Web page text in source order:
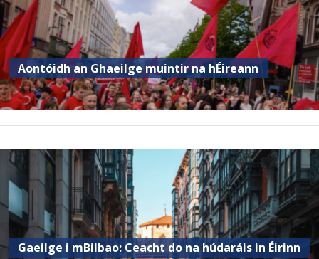
Aontóidh an Ghaeilge muintir na hÉireann
Gaeilge i mBilbao: Ceacht do na húdaráis in Éirinn